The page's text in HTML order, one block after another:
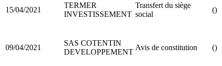
15/04/2021
TERMER
INVESTISSEMENT
Transfert du siège
social
()
09/04/2021
SAS COTENTIN
DEVELOPPEMENT
Avis de constitution ()